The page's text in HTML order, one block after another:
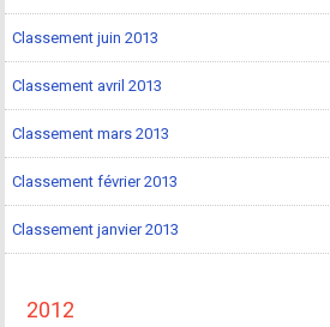
Classement juin 2013
Classement avril 2013
Classement mars 2013
Classement février 2013
Classement janvier 2013
2012